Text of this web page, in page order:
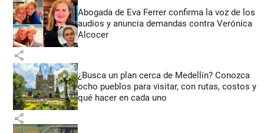
Abogada de Eva Ferrer confirma la voz de los
audios y anuncia demandas contra Verónica
Alcocer
share
¿Busca un plan cerca de Medellín? Conozca
ocho pueblos para visitar, con rutas, costos y
qué hacer en cada uno
share